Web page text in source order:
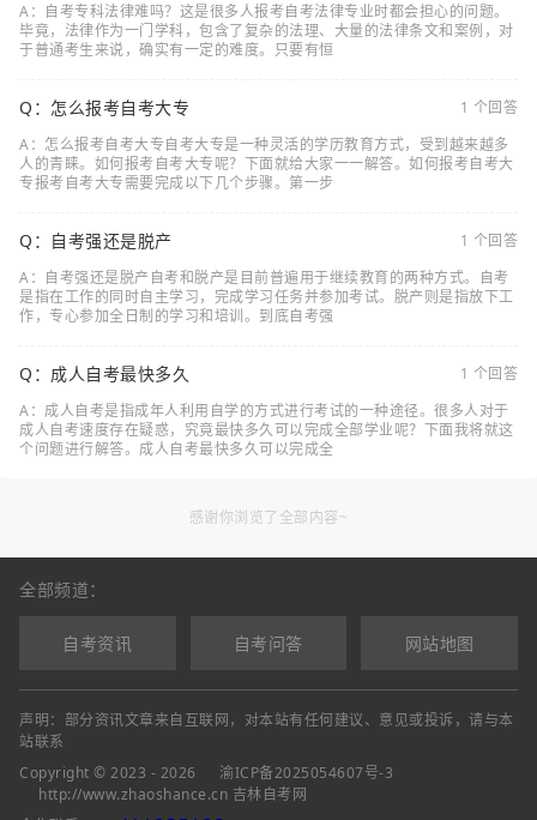
A：自考专科法律难吗？这是很多人报考自考法律专业时都会担心的问题。
毕竟，法律作为一门学科，包含了复杂的法理、大量的法律条文和案例，对
于普通考生来说，确实有一定的难度。只要有恒
Q：怎么报考自考大专
1 个回答
A：怎么报考自考大专自考大专是一种灵活的学历教育方式，受到越来越多
人的青睐。如何报考自考大专呢？下面就给大家一一解答。如何报考自考大
专报考自考大专需要完成以下几个步骤。第一步
Q：自考强还是脱产
1 个回答
A：自考强还是脱产自考和脱产是目前普遍用于继续教育的两种方式。自考
是指在工作的同时自主学习，完成学习任务并参加考试。脱产则是指放下工
作，专心参加全日制的学习和培训。到底自考强
Q：成人自考最快多久
1 个回答
A：成人自考是指成年人利用自学的方式进行考试的一种途径。很多人对于
成人自考速度存在疑惑，究竟最快多久可以完成全部学业呢？下面我将就这
个问题进行解答。成人自考最快多久可以完成全
感谢你浏览了全部内容~
全部频道：
自考资讯 自考问答 网站地图
声明：部分资讯文章来自互联网，对本站有任何建议、意见或投诉，请与本
站联系
Copyright © 2023 - 2026
渝ICP备2025054607号-3
http://www.zhaoshance.cn 吉林自考网